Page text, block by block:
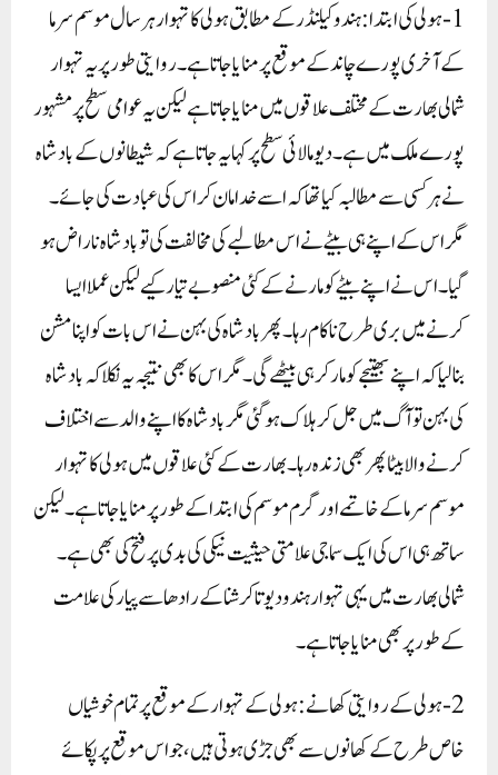
1- ہولی کی ابتدا:ہندو کیلنڈر کے مطابق ہولی کا تہوار ہر سال موسم سرما
کے آخری پورے چاند کے موقع پر منایا جاتا ہے۔ روایتی طور پر یہ تہوار
شمالی بھارت کے مختلف علاقوں میں منایا جاتا ہے لیکن یہ عوامی سطح پر مشہور
پورے ملک میں ہے۔دیو مالائی سطح پر کہا یہ جاتا ہے کہ شیطانوں کے بادشاہ
نے ہر کسی سے مطالبہ کیا تھا کہ اسے خدا مان کر اس کی عبادت کی جائے۔
مگر اس کے اپنے ہی بیٹے نے اس مطالبے کی مخالفت کی تو بادشاہ ناراض ہو
گیا۔ اس نے اپنے بیٹے کو مارنے کے کئی منصوبے تیار کیے لیکن عملا ایسا
کرنے میں بری طرح ناکام رہا۔ پھر بادشاہ کی بہن نے اس بات کو اپنا مشن
بنا لیا کہ اپنے بھتیجے کو مار کر ہی بیٹھے گی۔ مگر اس کا بھی نتیجہ یہ نکلا کہ بادشاہ
کی بہن تو آگ میں جل کر ہلاک ہو گئی مگر بادشاہ کا اپنے والد سے اختلاف
کرنے والا بیٹا پھر بھی زندہ رہا۔بھارت کے کئی علاقوں میں ہولی کا تہوار
موسم سرما کے خاتمے اور گرم موسم کی ابتدا کے طور پر منایا جاتا ہے۔ لیکن
ساتھ ہی اس کی ایک سماجی علامتی حیثیت نیکی کی بدی پر فتح کی بھی ہے۔
شمالی بھارت میں یہی تہوار ہندو دیوتا کرشنا کے رادھا سے پیار کی علامت
کے طور پر بھی منایا جاتا ہے۔
2- ہولی کے روایتی کھانے: ہولی کے تہوار کے موقع پر تمام خوشیاں
خاص طرح کے کھانوں سے بھی جڑی ہوتی ہیں، جو اس موقع پر پکائے